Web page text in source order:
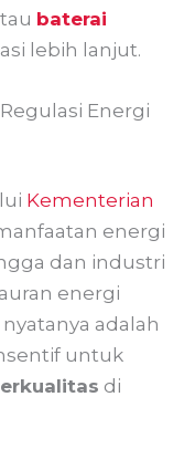
baterai
lebih lanjut.
Energi
Kementerian
energi
dan industri
energi
adalah
untuk
di